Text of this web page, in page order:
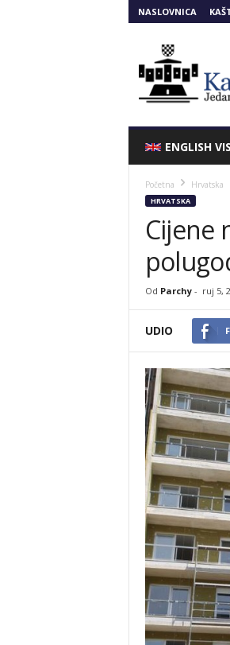
NASLOVNICA
ENGLISH
Početna Hrvatska
HRVATSKA
Cijene
Od Parchy- ruj 5,
UDIO